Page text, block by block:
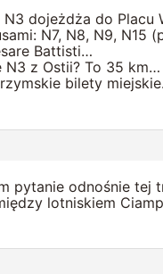
dojeżdża do Placu
N7, N8, N9, N15
Battisti…
N3 z Ostii? To 35
rzymskie bilety
pytanie odnośnie tej
lotniskiem